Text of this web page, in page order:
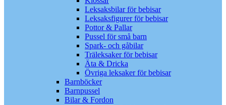
Leksaksbilar för bebisar
Leksaksfigurer för bebisar
Pottor & Pallar
Pussel för små barn
Spark- och gåbilar
Träleksaker för bebisar
Äta & Dricka
Övriga leksaker för bebisar
Barnböcker
Barnpussel
Bilar & Fordon